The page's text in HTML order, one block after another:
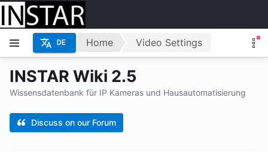
INSTAR Wiki 2.5
Wissensdatenbank für IP Kameras und Hausautomatisierung
Discuss on our Forum
DE Home Video Settings